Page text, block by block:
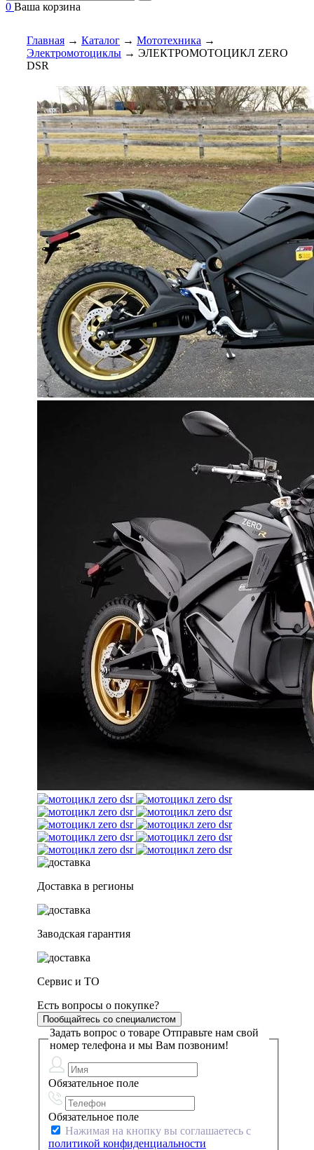
0 Ваша корзина
Главная → Каталог → Мототехника →
Электромотоциклы → ЭЛЕКТРОМОТОЦИКЛ ZERO
DSR
Доставка в регионы
Заводская гарантия
Сервис и ТО
Есть вопросы о покупке?
Пообщайтесь со специалистом
Задать вопрос о товаре Отправьте нам свой
номер телефона и мы Вам позвоним!
Обязательное поле
Обязательное поле
Нажимая на кнопку вы соглашаетесь с
политикой конфиденциальности